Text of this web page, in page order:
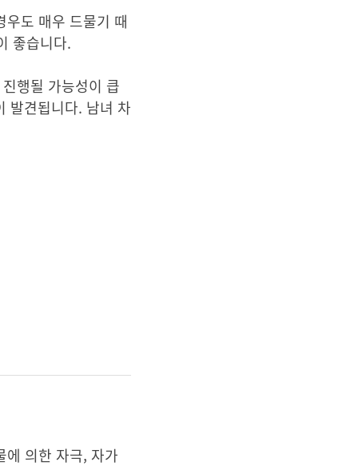
도 매우 드물기 때
좋습니다.
행될 가능성이 큽
발견됩니다. 남녀 차
의한 자극, 자가